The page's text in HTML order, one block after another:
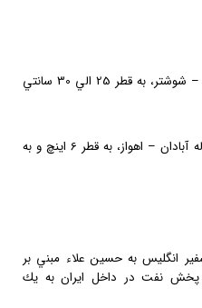
احداث خط لوله اهواز – شوشتر، به قطر 25 الي 30 سانتي
احداث دومين خط لوله آبادان – اهواز، به قطر 6 اينچ و به
انگليس به حسين علاء مبني بر
پخش نفت در داخل ايران به يك